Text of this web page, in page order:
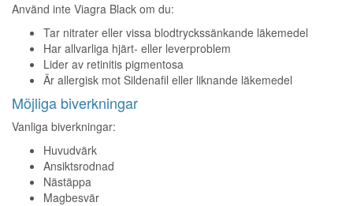
Använd inte Viagra Black om du:
Tar nitrater eller vissa blodtryckssänkande läkemedel
Har allvarliga hjärt- eller leverproblem
Lider av retinitis pigmentosa
Är allergisk mot Sildenafil eller liknande läkemedel
Möjliga biverkningar
Vanliga biverkningar:
Huvudvärk
Ansiktsrodnad
Nästäppa
Magbesvär